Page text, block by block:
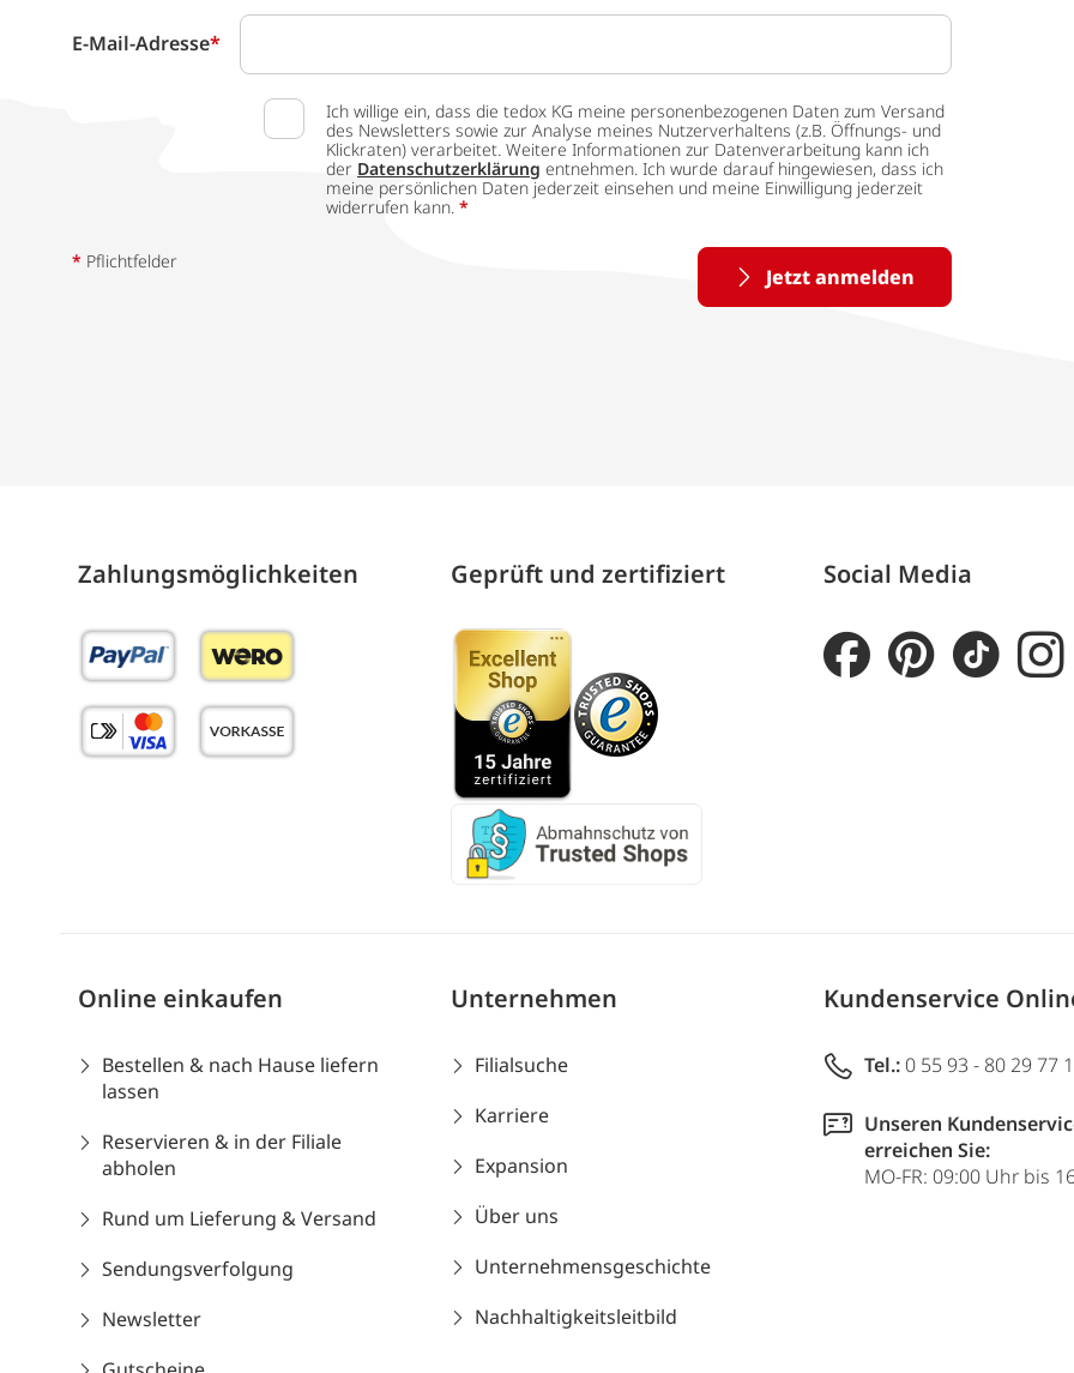
E-Mail-Adresse*
Ich willige ein, dass die tedox KG meine personenbezogenen Daten zum Versand
des Newsletters sowie zur Analyse meines Nutzerverhaltens (z.B. Öffnungs- und
Klickraten) verarbeitet. Weitere Informationen zur Datenverarbeitung kann ich
der Datenschutzerklärung entnehmen. Ich wurde darauf hingewiesen, dass ich
meine persönlichen Daten jederzeit einsehen und meine Einwilligung jederzeit
widerrufen kann. *
Jetzt anmelden
* Pflichtfelder
Zahlungs­möglich­keiten Geprüft und zertifiziert Social Media
Online einkaufen
Bestellen & nach Hause liefern
lassen
Reservieren & in der Filiale
abholen
Rund um Lieferung & Versand
Sendungsverfolgung
Newsletter
Unternehmen
Filialsuche
Karriere
Expansion
Über uns
Unternehmensgeschichte
Nachhaltigkeitsleitbild
Kundenservice
Tel.: 0 55 93 - 80 29 77
Unseren
erreichen Sie:
MO-FR: 09:00 Uhr bis